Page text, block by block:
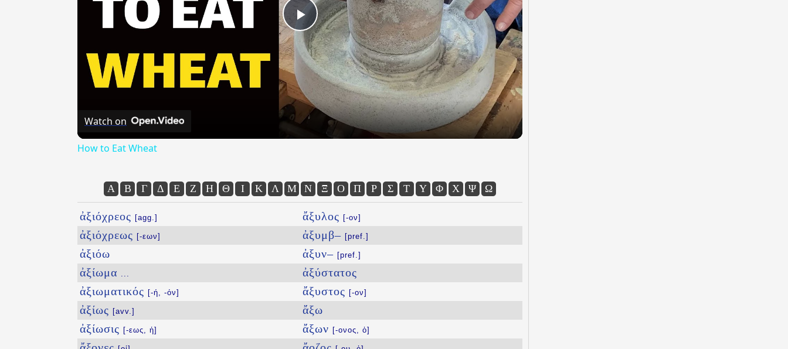
Play
Video
Watch on
How to Eat Wheat
Α Β Γ Δ Ε Ζ Η Θ Ι Κ Λ Μ Ν Ξ Ο Π Ρ Σ Τ Υ Φ Χ Ψ Ω
ἀξιόχρεος [agg.]
ἀξιόχρεως [-εων]
ἀξιόω
ἀξίωμα
ἀξιωματικός [-ή, -όν]
ἀξίως [avv.]
ἀξίωσις [-εως, ἡ]
ἄξυλος [-ον]
ἀξυμβ– [pref.]
ἀξυν– [pref.]
ἀξύστατος
ἄξυστος [-ον]
ἄξω
ἄξων [-ονος, ὁ]